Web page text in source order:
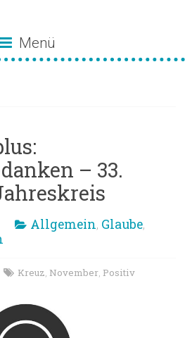
Menü
– 33.
Allgemein, Glaube,
Kreuz, November, Positiv